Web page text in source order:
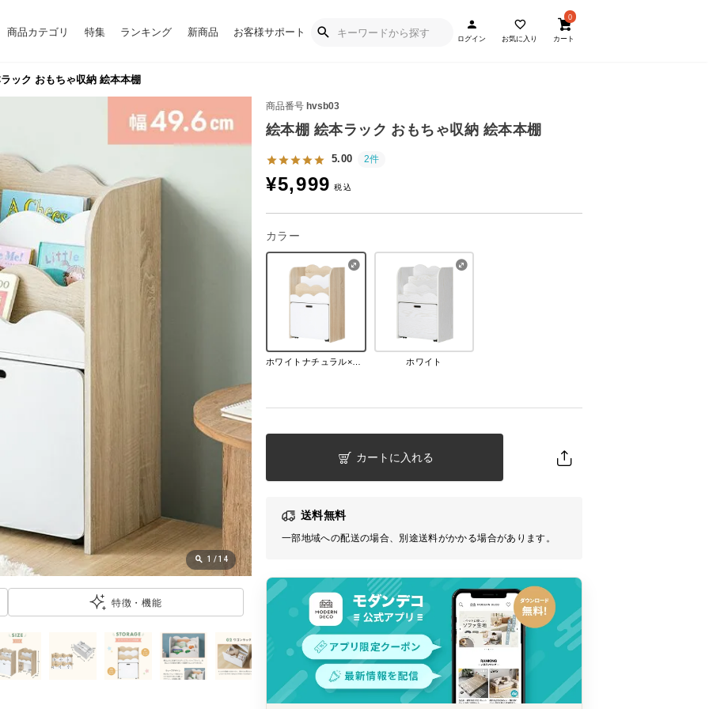
商品カテゴリ 特集 ランキング 新商品 お客様サポート
ログイン お気に入り
0
カート
ック おもちゃ収納 絵本本棚
商品番号 hvsb03
絵本棚 絵本ラック おもちゃ収納 絵本本棚
5.00 2件
¥5,999
カラー
ホワイト
カートに入れる
送料無料
一部地域への配送の場合、別途送料がかかる場合があります。
1 /14
特徴・機能